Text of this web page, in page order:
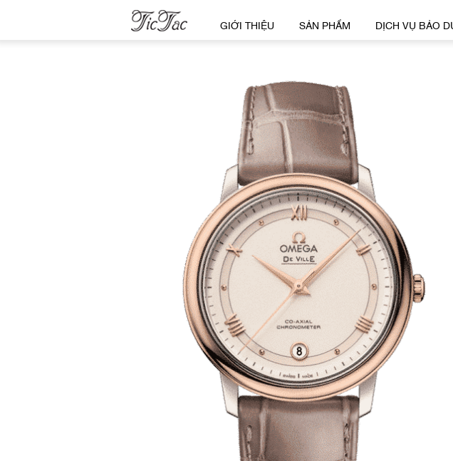
GIỚI THIỆU SẢN PHẨM DỊCH VỤ BẢO